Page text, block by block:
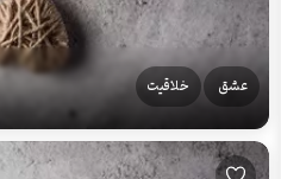
عشق خلاقیت